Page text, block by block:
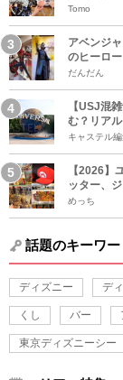
Tomo
アベンジ
のヒーロー
だんだん
【USJ混
む？リア
キャステル
【2026】
ッター、
めっち
話題のキーワー
ディズニー デ
くし バー
東京ディズニーシー